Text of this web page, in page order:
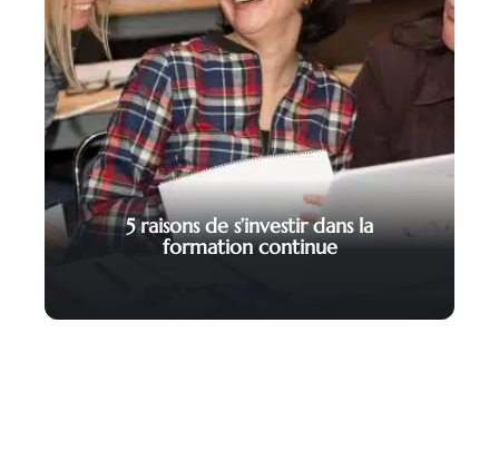
5 raisons de s’investir dans la
formation continue